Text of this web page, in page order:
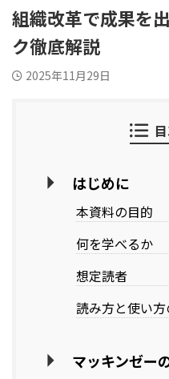
組織改革で成果を
ク徹底解説
2025年11月29日
はじめに
本資料の目的
何を学べるか
想定読者
読み方と使い
マッキンゼー